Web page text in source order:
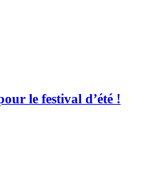
le festival d’été !